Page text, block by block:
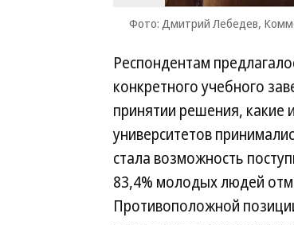
Фото: Дмитрий Лебедев,
Респондентам
конкретного учебного
принятии решения, какие
университетов
стала возможность
83,4% молодых людей
Противоположной